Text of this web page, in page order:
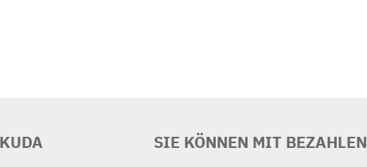
SIE KÖNNEN MIT BEZAHLEN